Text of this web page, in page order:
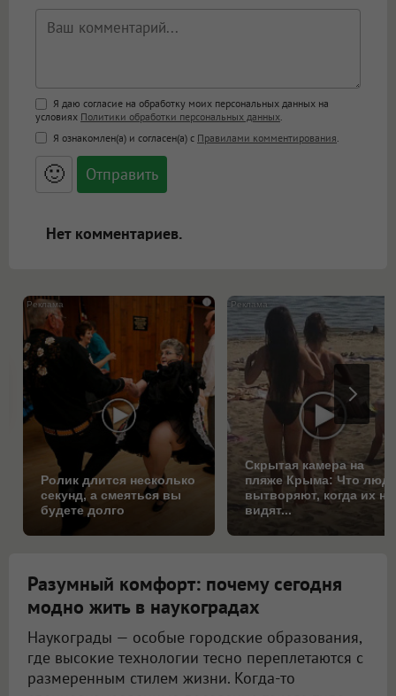
Поддержка HTML
<b>, <strong>, <u>, <i>, <em>, <s>, <big>,
<small>, <sup>, <sub>, <pre>, <ul>, <ol>, <li>,
<blockquote>, <code> экранирует HTML,
адреса URL автоматически становятся
ссылками, и [img]адрес[/img] будет
Я даю согласие на обработку моих персональных данных на
условиях Политики обработки персональных данных
Я ознакомлен(а) и согласен(а) с Правилами комментирования
🙂
Нет комментариев.
i
Ролик длится несколько
секунд, а смеяться вы
будете долго
Скрытая камера на
пляже Крыма: Что
вытворяют, когда их не
видят...
Разумный комфорт: почему сегодня
модно жить в наукоградах
Наукограды — особые городские образования,
где высокие технологии тесно переплетаются с
размеренным стилем жизни. Когда-то